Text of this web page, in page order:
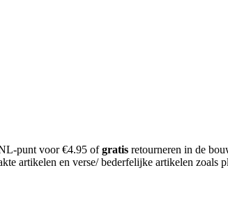
punt voor €4.95 ofgratis retourneren in de
artikelen en verse/ bederfelijke artikelen zoals